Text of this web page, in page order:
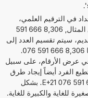
في الترقيم العلمي،
ستظهر الإجابة كأسية. على سبيل المثال, 8,306 666 591
سيتم تقسيم العدد إلى
أس، إليك 21, والعدد الحقيقي، هنا 8,306 666 591 076.
في عرض الأرقام، على سبيل
الفرد أيضاً إيجاد طرق
لكتابة الأرقام كما يلي 8,306 666 591 076 E+21. بشكل
للغاية والكبيرة للغاية.